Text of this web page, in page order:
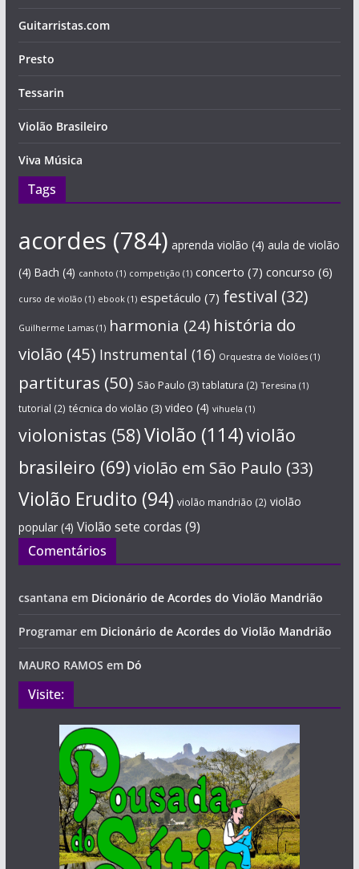
Guitarristas.com
Presto
Tessarin
Violão Brasileiro
Viva Música
Tags
acordes (784) aprenda violão (4) aula de violão
(4) Bach (4) canhoto (1) competição (1) concerto (7) concurso (6)
curso de violão (1) ebook(1) espetáculo (7) festival (32)
Guilherme Lamas(1) harmonia (24) história do
violão (45) Instrumental (16) Orquestra de Violões(1)
partituras (50) São Paulo (3) tablatura (2) Teresina (1)
tutorial (2) técnica do violão (3) video (4) vihuela (1)
violonistas (58)Violão (114)violão
brasileiro (69)violão em São Paulo (33)
Violão Erudito (94) violão mandrião (2) violão
popular(4) Violão sete cordas (9)
Comentários
csantana em Dicionário de Acordes do Violão Mandrião
Programarem Dicionário de Acordes do Violão Mandrião
MAURO RAMOS em Dó
Visite: